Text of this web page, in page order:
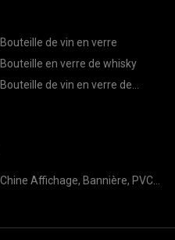
Bouteille de vin en verre
Bouteille en verre de whisky
Bouteille de vin en verre de
Chine Affichage, Bannière, PVC